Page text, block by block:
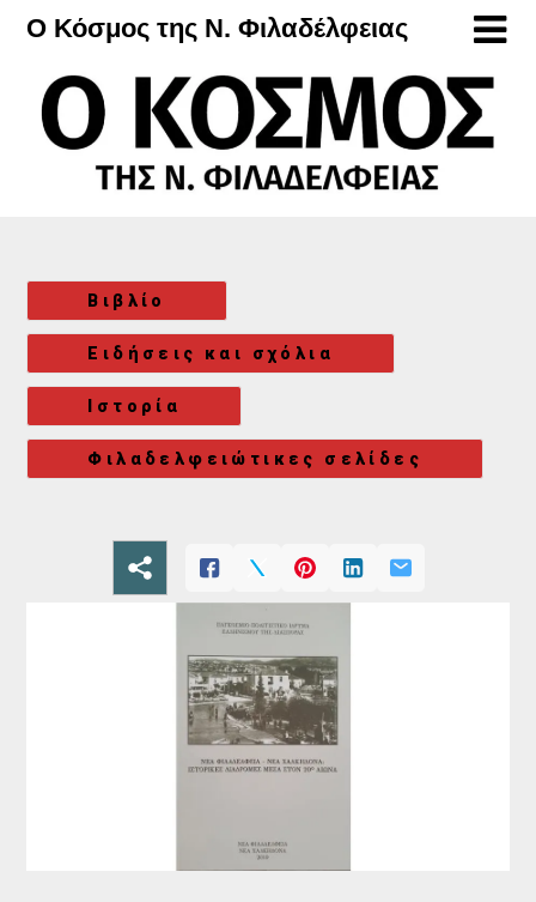
Μετάβαση
περιεχόμενο
Ο Κόσμος της Ν. Φιλαδέλφειας
Βιβλίο
Ειδήσεις και σχόλια
Ιστορία
Φιλαδελφειώτικες σελίδες